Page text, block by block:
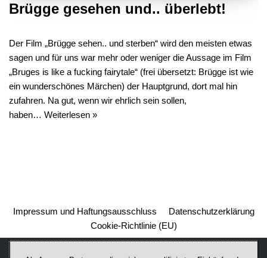
Brügge gesehen und.. überlebt!
Der Film „Brügge sehen.. und sterben“ wird den meisten etwas
sagen und für uns war mehr oder weniger die Aussage im Film
„Bruges is like a fucking fairytale“ (frei übersetzt: Brügge ist wie
ein wunderschönes Märchen) der Hauptgrund, dort mal hin
zufahren. Na gut, wenn wir ehrlich sein sollen,
haben… Weiterlesen »
Impressum und Haftungsausschluss
Datenschutzerklärung
Cookie-Richtlinie (EU)